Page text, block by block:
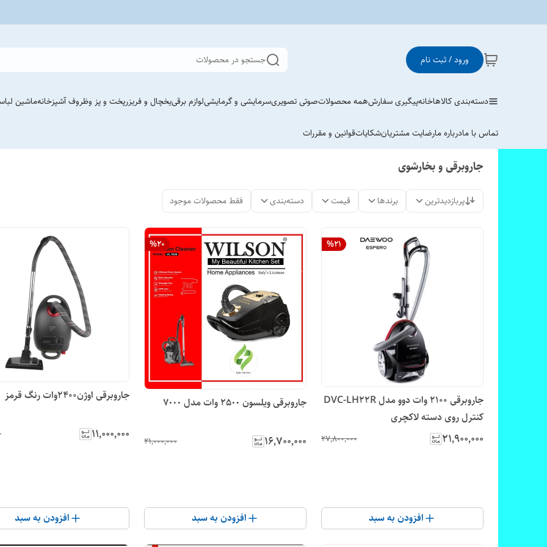
ورود / ثبت نام جستجو در محصولات
دسته‌بندی کالاهاخانهپیگیری سفارشهمه محصولاتصوتی تصویریسرمایشی و گرمایشیلوازم برقییخچال و فریزرپخت و پز وظروف آشپزخانهماشین
تماس با مادرباره مارضایت مشتریانشکایاتقوانین و مقررات
جاروبرقی و بخارشوی
پربازدیدترین برندها قیمت دسته‌بندی فقط محصولات موجود
%21
جاروبرقی 2100 وات دوو مدل DVC-LH22R
کنترل روی دسته لاکچری
۲۱٬۹۰۰٬۰۰۰ ۲۷٬۸۰۰٬۰۰۰
افزودن به سبد
%20
جاروبرقی ویلسون ٢۵٠٠ وات مدل ٧٠٠٠
۱۶٬۷۰۰٬۰۰۰ ۲۱٬۰۰۰٬۰۰۰
افزودن به سبد
جاروبرقی اوژن۲۴۰۰وات رنگ قرمز
۱۱٬۰۰۰٬۰۰۰
افزودن به سبد